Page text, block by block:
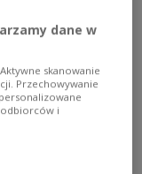
транспорту в
Польської
dane w
skanowanie
Przechowywanie
i